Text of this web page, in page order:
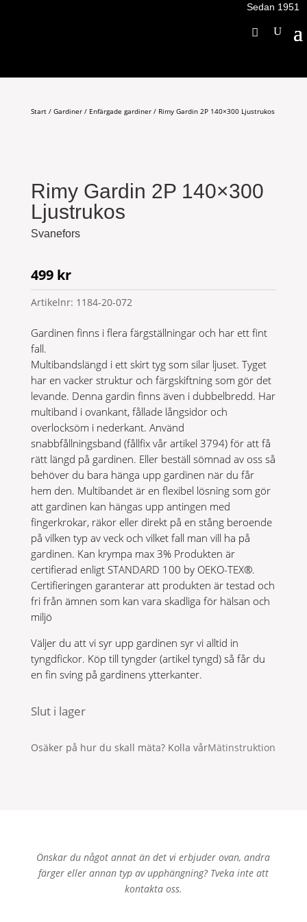
Sedan 1951
Start/ Gardiner/ Enfärgade gardiner/ Rimy Gardin 2P 140×300 Ljustrukos
Rimy Gardin 2P 140×300
Ljustrukos
Svanefors
499 kr
Artikelnr: 1184-20-072
Gardinen finns i flera färgställningar och har ett fint
fall.
Multibandslängd i ett skirt tyg som silar ljuset. Tyget
har en vacker struktur och färgskiftning som gör det
levande. Denna gardin finns även i dubbelbredd. Har
multiband i ovankant, fållade långsidor och
overlocksöm i nederkant. Använd
snabbfållningsband (fållfix vår artikel 3794) för att få
rätt längd på gardinen. Eller beställ sömnad av oss så
behöver du bara hänga upp gardinen när du får
hem den. Multibandet är en flexibel lösning som gör
att gardinen kan hängas upp antingen med
fingerkrokar, räkor eller direkt på en stång beroende
på vilken typ av veck och vilket fall man vill ha på
gardinen. Kan krympa max 3% Produkten är
certifierad enligt STANDARD 100 by OEKO-TEX®.
Certifieringen garanterar att produkten är testad och
fri från ämnen som kan vara skadliga för hälsan och
miljö
Väljer du att vi syr upp gardinen syr vi alltid in
tyngdfickor. Köp till tyngder (artikel tyngd) så får du
en fin sving på gardinens ytterkanter.
Slut i lager
Osäker på hur du skall mäta? Kolla vårMätinstruktion
Önskar du något annat än det vi erbjuder ovan, andra
färger eller annan typ av upphängning? Tveka inte att
kontakta oss.